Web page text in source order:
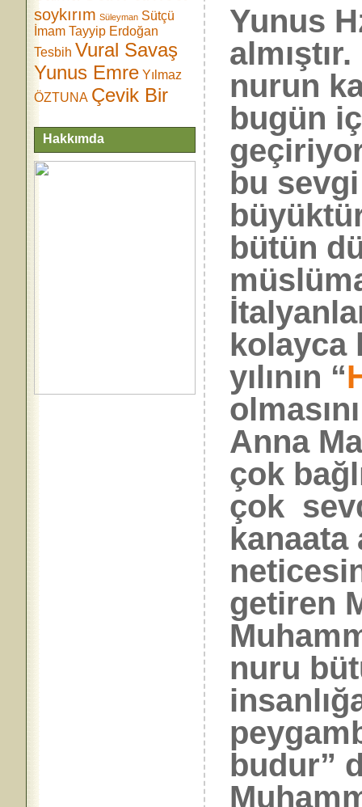
soykırım Süleyman Sütçü
İmam Tayyip Erdoğan
Tesbih Vural Savaş
Yunus Emre Yılmaz
ÖZTUNA Çevik Bir
Hakkımda
Yunus
nurun
bugün
bu
bütün
kolayca
yılının “
Anna
çok
çok
kanaata
getiren
nuru
budur”